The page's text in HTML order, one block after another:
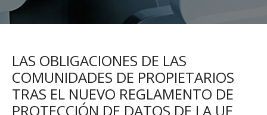
LAS OBLIGACIONES DE LAS
COMUNIDADES DE PROPIETARIOS
TRAS EL NUEVO REGLAMENTO DE
PROTECCIÓN DE DATOS DE LA UE